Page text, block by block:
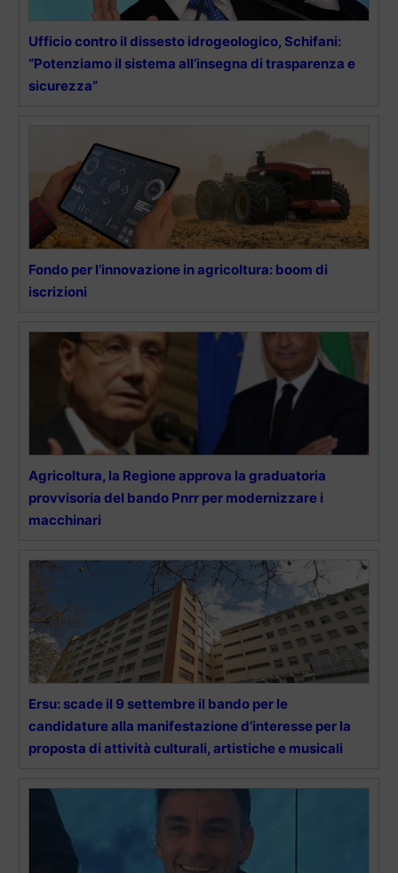
Ufficio contro il dissesto idrogeologico, Schifani:
“Potenziamo il sistema all’insegna di trasparenza e
sicurezza”
Fondo per l’innovazione in agricoltura: boom di
iscrizioni
Agricoltura, la Regione approva la graduatoria
provvisoria del bando Pnrr per modernizzare i
macchinari
Ersu: scade il 9 settembre il bando per le
candidature alla manifestazione d’interesse per la
proposta di attività culturali, artistiche e musicali